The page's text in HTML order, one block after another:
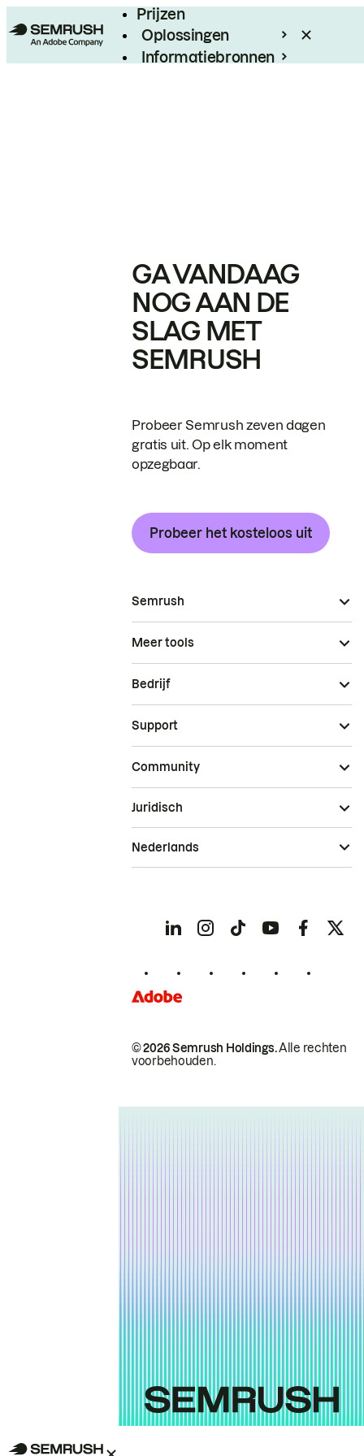
Prijzen
Oplossingen
Informatiebronnen
GA VANDAAG
NOG AAN DE
SLAG MET
SEMRUSH
Probeer Semrush zeven dagen
gratis uit. Op elk moment
opzegbaar.
Probeer het kosteloos uit
Semrush
Meer tools
Bedrijf
Support
Community
© 2026 Semrush Holdings.Alle rechten
voorbehouden.
Juridisch
Nederlands